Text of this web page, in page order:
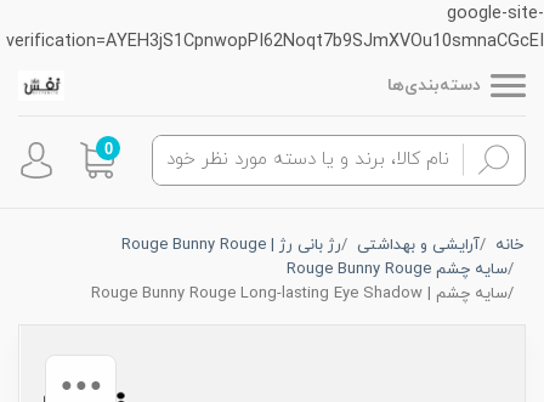
google-site-
verification=AYEH3jS1CpnwopPI62Noqt7b9SJmXVOu10smnaCGcEI
دسته‌بندی‌ها
0
خانه آرایشی و بهداشتی
رژ بانی رژ | Rouge Bunny Rouge
سایه چشم Rouge Bunny Rouge
سایه چشم | Rouge Bunny Rouge Long-lasting Eye Shadow